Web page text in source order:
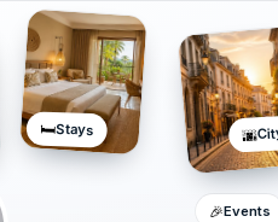
🛏️Stays 🌆
🎉Events